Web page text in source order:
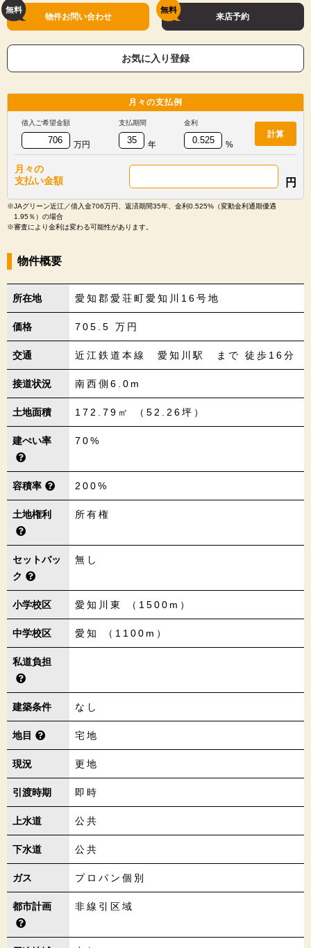
物件お問い合わせ 来店予約
お気に入り登録
月々の支払例
借入ご希望金額
万円
支払期間
年
金利
%
計算
月々の
支払い金額
円
※JAグリーン近江／借入金706万円、返済期間35年、金利0.525%（変動金利通期優遇
1.95％）の場合
※審査により金利は変わる可能性があります。
物件概要
所在地 愛知郡愛荘町愛知川16号地
価格 705.5 万円
交通 近江鉄道本線 愛知川駅 まで 徒歩16分
接道状況 南西側6.0m
土地面積 172.79㎡ （52.26坪）
建ぺい率 70%
容積率 200%
土地権利 所有権
セットバッ
ク
無し
小学校区 愛知川東 （1500m）
中学校区 愛知 （1100m）
私道負担
建築条件 なし
地目 宅地
現況 更地
引渡時期 即時
上水道 公共
下水道 公共
ガス プロパン個別
都市計画 非線引区域